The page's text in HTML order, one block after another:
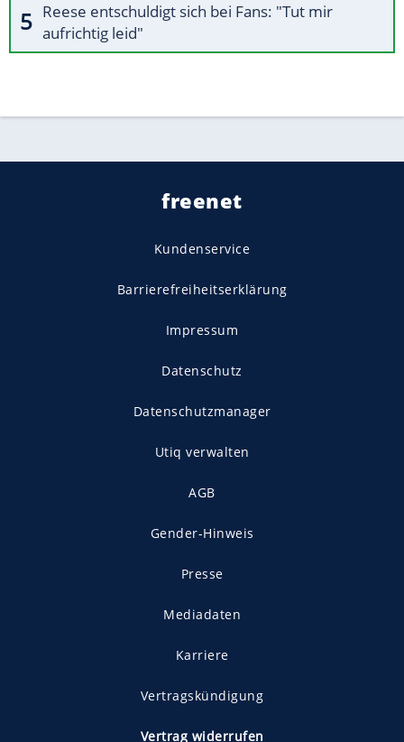
Reese entschuldigt sich bei Fans: "Tut mir
aufrichtig leid"
freenet
Kundenservice
Barrierefreiheitserklärung
Impressum
Datenschutz
Datenschutzmanager
Utiq verwalten
AGB
Gender-Hinweis
Presse
Mediadaten
Karriere
Vertragskündigung
Vertrag widerrufen